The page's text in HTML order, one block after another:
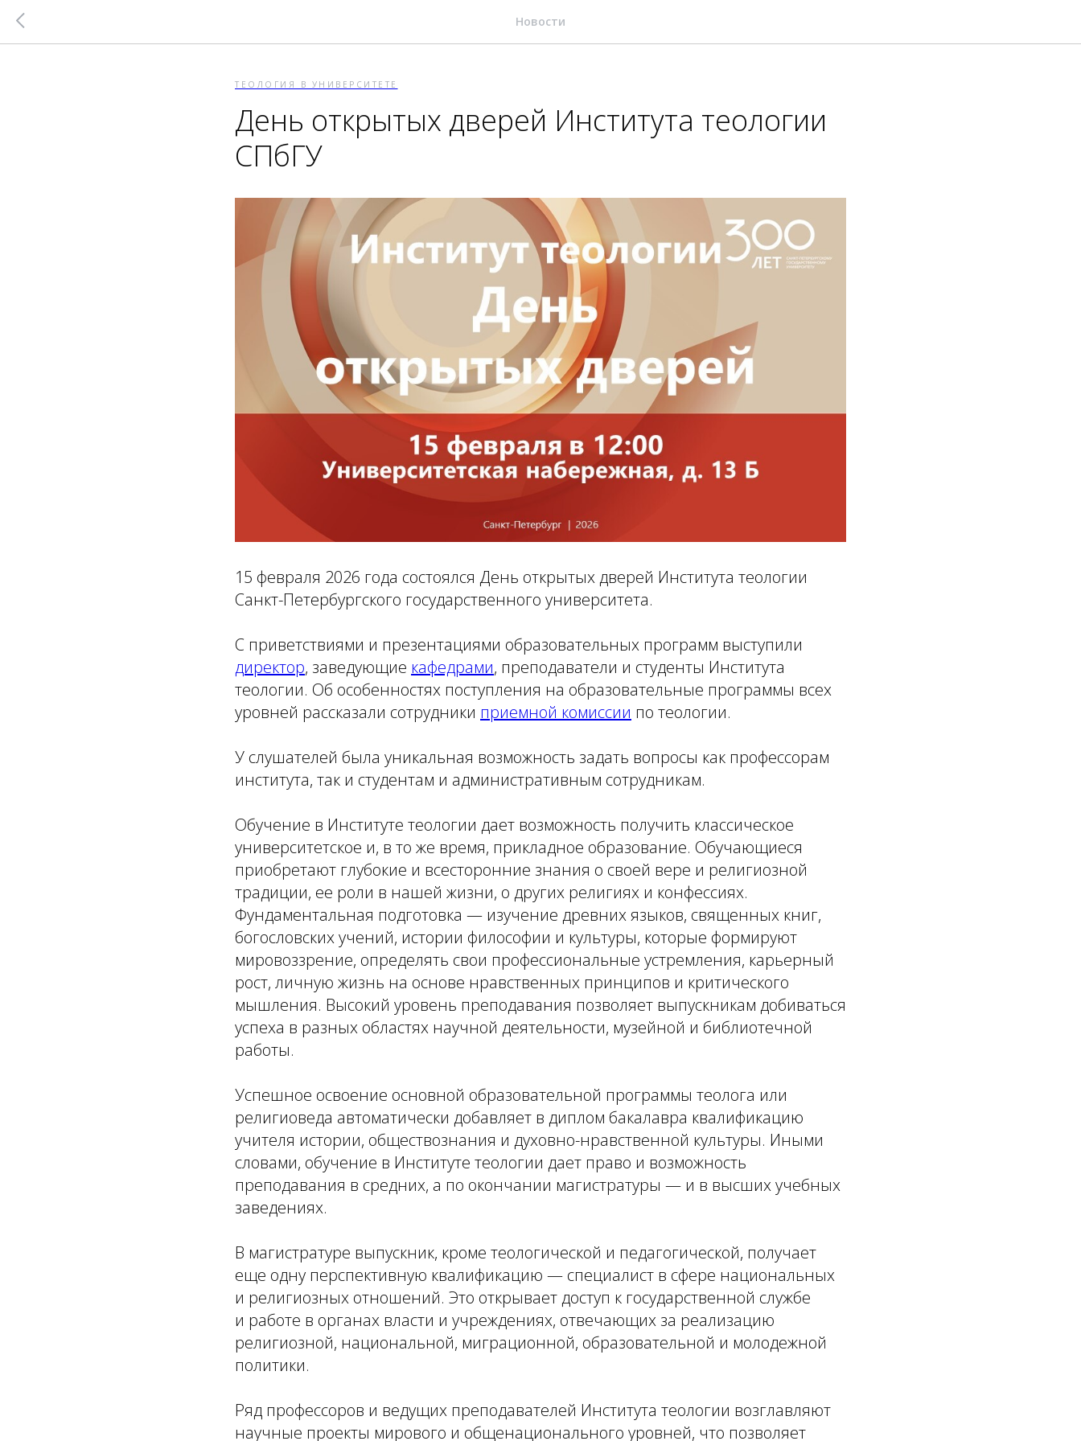
Новости
ТЕОЛОГИЯ В УНИВЕРСИТЕТЕ
День открытых дверей Института теологии
СПбГУ
15 февраля 2026 года состоялся День открытых дверей Института теологии
Санкт-Петербургского государственного университета.
С приветствиями и презентациями образовательных программ выступили
директор, заведующие кафедрами, преподаватели и студенты Института
теологии. Об особенностях поступления на образовательные программы всех
уровней рассказали сотрудники приемной комиссии по теологии.
У слушателей была уникальная возможность задать вопросы как профессорам
института, так и студентам и административным сотрудникам.
Обучение в Институте теологии дает возможность получить классическое
университетское и, в то же время, прикладное образование. Обучающиеся
приобретают глубокие и всесторонние знания о своей вере и религиозной
традиции, ее роли в нашей жизни, о других религиях и конфессиях.
Фундаментальная подготовка — изучение древних языков, священных книг,
богословских учений, истории философии и культуры, которые формируют
мировоззрение, определять свои профессиональные устремления, карьерный
рост, личную жизнь на основе нравственных принципов и критического
мышления. Высокий уровень преподавания позволяет выпускникам добиваться
успеха в разных областях научной деятельности, музейной и библиотечной
работы.
Успешное освоение основной образовательной программы теолога или
религиоведа автоматически добавляет в диплом бакалавра квалификацию
учителя истории, обществознания и духовно-нравственной культуры. Иными
словами, обучение в Институте теологии дает право и возможность
преподавания в средних, а по окончании магистратуры — и в высших учебных
заведениях.
В магистратуре выпускник, кроме теологической и педагогической, получает
еще одну перспективную квалификацию — специалист в сфере национальных
и религиозных отношений. Это открывает доступ к государственной службе
и работе в органах власти и учреждениях, отвечающих за реализацию
религиозной, национальной, миграционной, образовательной и молодежной
политики.
Ряд профессоров и ведущих преподавателей Института теологии возглавляют
научные проекты мирового и общенационального уровней, что позволяет